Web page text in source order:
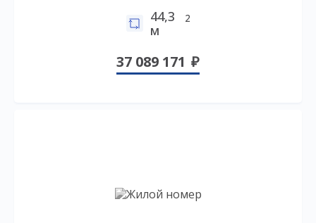
44,3
м
2
37 089 171